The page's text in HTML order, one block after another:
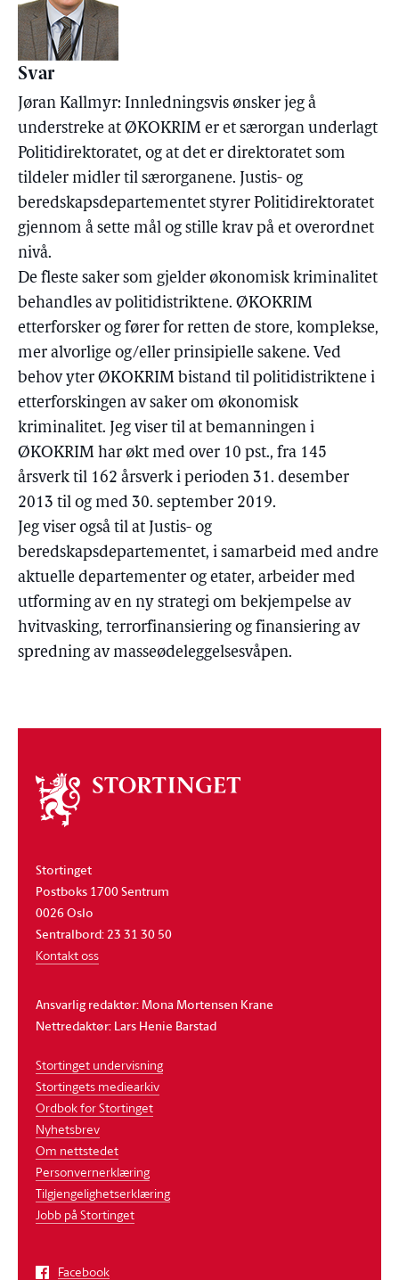
Svar
Jøran Kallmyr: Innledningsvis ønsker jeg å
understreke at ØKOKRIM er et særorgan underlagt
Politidirektoratet, og at det er direktoratet som
tildeler midler til særorganene. Justis- og
beredskapsdepartementet styrer Politidirektoratet
gjennom å sette mål og stille krav på et overordnet
nivå.
De fleste saker som gjelder økonomisk kriminalitet
behandles av politidistriktene. ØKOKRIM
etterforsker og fører for retten de store, komplekse,
mer alvorlige og/eller prinsipielle sakene. Ved
behov yter ØKOKRIM bistand til politidistriktene i
etterforskingen av saker om økonomisk
kriminalitet. Jeg viser til at bemanningen i
ØKOKRIM har økt med over 10 pst., fra 145
årsverk til 162 årsverk i perioden 31. desember
2013 til og med 30. september 2019.
Jeg viser også til at Justis- og
beredskapsdepartementet, i samarbeid med andre
aktuelle departementer og etater, arbeider med
utforming av en ny strategi om bekjempelse av
hvitvasking, terrorfinansiering og finansiering av
spredning av masseødeleggelsesvåpen.
Om
stortinget
Stortinget
Postboks 1700 Sentrum
0026 Oslo
Sentralbord: 23 31 30 50
Kontakt oss
Ansvarlig redaktør: Mona Mortensen Krane
Nettredaktør: Lars Henie Barstad
Stortinget undervisning
Stortingets mediearkiv
Ordbok for Stortinget
Nyhetsbrev
Om nettstedet
Personvernerklæring
Tilgjengelighetserklæring
Jobb på Stortinget
Facebook